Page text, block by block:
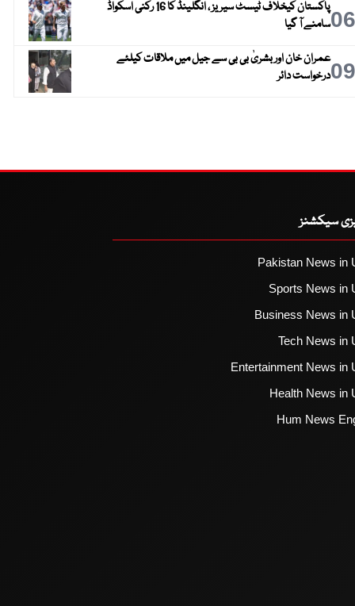
06
پاکستان کیخلاف ٹیسٹ سیریز ، انگلینڈ کا 16 رکنی اسکواڈ
سامنے آ گیا
09عمران خان اور بشریٰ بی بی سے جیل میں ملاقات کیلئے
درخواست دائر
سیکشنز
Pakistan News in
Sports News in
Business News in
Tech News in
Entertainment News in
Health News in
Hum News